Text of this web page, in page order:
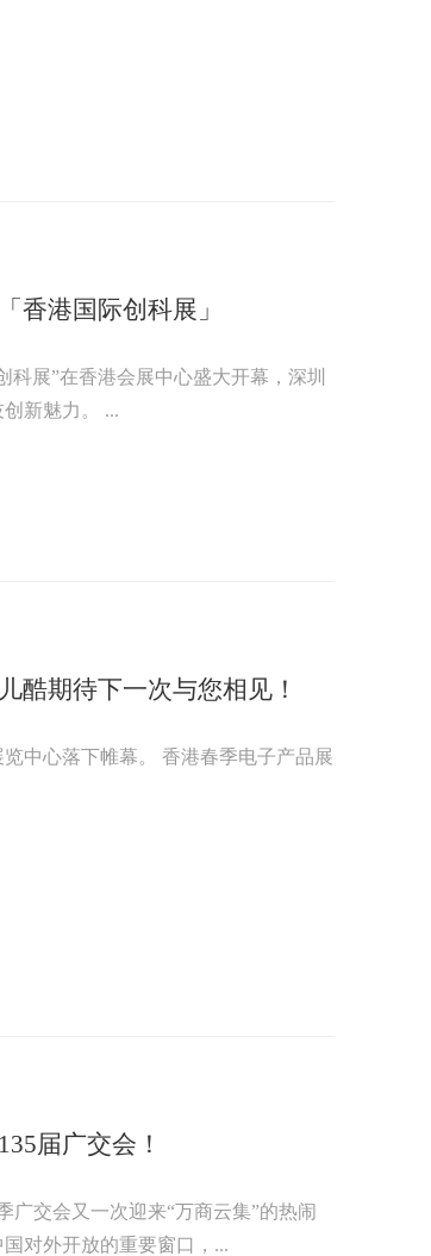
香港国际创科展」
展”在香港会展中心盛大开幕，深圳
新魅力。 ...
酷期待下一次与您相见！
中心落下帷幕。 香港春季电子产品展
届广交会！
广交会又一次迎来“万商云集”的热闹
对外开放的重要窗口，...